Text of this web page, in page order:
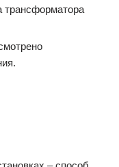
трансформатора